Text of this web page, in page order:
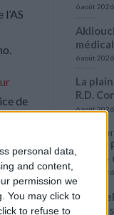
personal data,
and content,
permission we
You may click to
to refuse to
de
6 août 2026
6 août 2026
La
R.D.
6 août 2026
1
Fati
contre
6 août 2026
Officiel